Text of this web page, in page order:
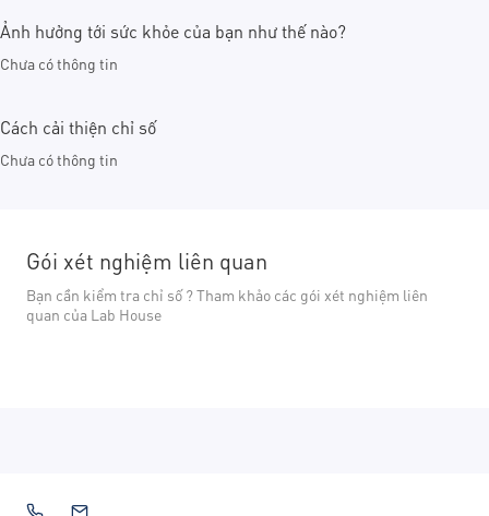
Ảnh hưởng tới sức khỏe của bạn như thế nào?
Chưa có thông tin
Cách cải thiện chỉ số
Chưa có thông tin
Gói xét nghiệm liên quan
Bạn cần kiểm tra chỉ số ? Tham khảo các gói xét nghiệm liên
quan của Lab House